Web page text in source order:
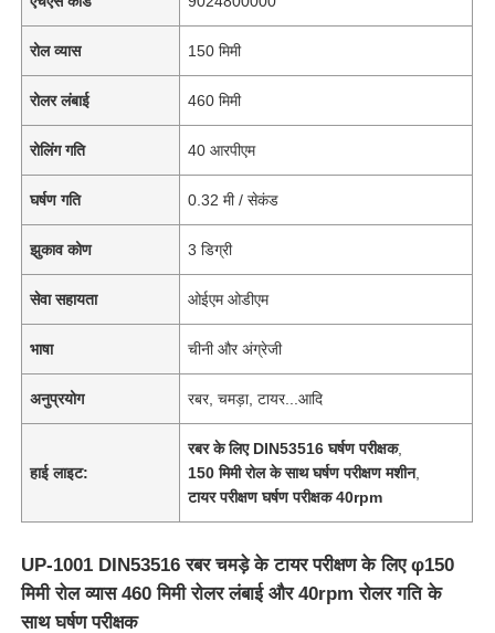
रोल व्यास 150 मिमी
रोलर लंबाई 460 मिमी
रोलिंग गति 40 आरपीएम
घर्षण गति 0.32 मी / सेकंड
झुकाव कोण 3 डिग्री
सेवा सहायता ओईएम ओडीएम
भाषा चीनी और अंग्रेजी
अनुप्रयोग रबर, चमड़ा, टायर...आदि
हाई लाइट:
रबर के लिए DIN53516 घर्षण परीक्षक,
150 मिमी रोल के साथ घर्षण परीक्षण मशीन,
टायर परीक्षण घर्षण परीक्षक 40rpm
UP-1001 DIN53516 रबर चमड़े के टायर परीक्षण के लिए φ150
मिमी रोल व्यास 460 मिमी रोलर लंबाई और 40rpm रोलर गति के
साथ घर्षण परीक्षक